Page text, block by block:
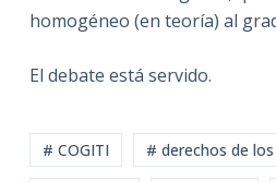
homogéneo (en teoría) al
El debate está servido.
# COGITI # derechos de